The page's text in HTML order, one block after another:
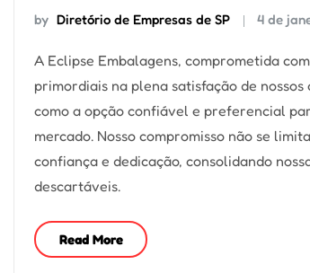
by Diretório de Empresas de SP 4 de
A Eclipse Embalagens, comprometida
primordiais na plena satisfação de
como a opção confiável e preferencial
mercado. Nosso compromisso não se
confiança e dedicação, consolidando
descartáveis.
Read More